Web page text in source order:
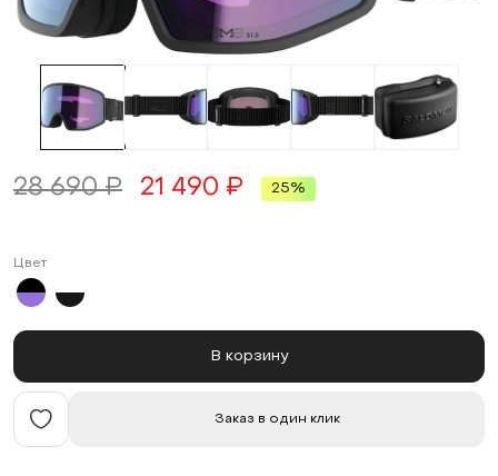
28 690 ₽ 21 490 ₽ 25%
Цвет
В корзину
Заказ в один клик